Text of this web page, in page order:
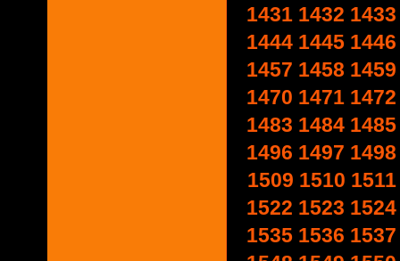
1431 1432 1433
1444 1445 1446
1457 1458 1459
1470 1471 1472
1483 1484 1485
1496 1497 1498
1509 1510 1511
1522 1523 1524
1535 1536 1537